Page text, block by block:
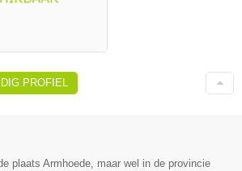
PROFIEL
plaats Armhoede, maar wel in de provincie